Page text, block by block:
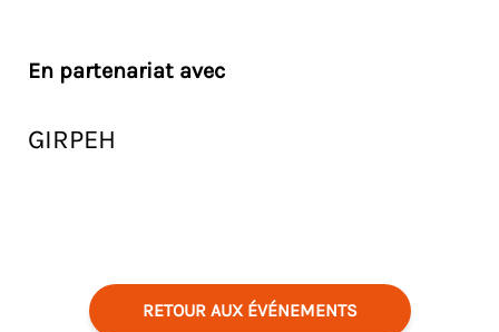
En partenariat avec
GIRPEH
RETOUR AUX ÉVÉNEMENTS